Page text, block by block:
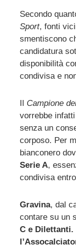
Secondo
Sport, fonti
smentiscono
candidatura
disponibilità
condivisa e
Il Campione
vorrebbe
senza un
corposo. Per
bianconero
Serie A,
condivisa
Gravina, dal
contare su un
C e Dilettanti.